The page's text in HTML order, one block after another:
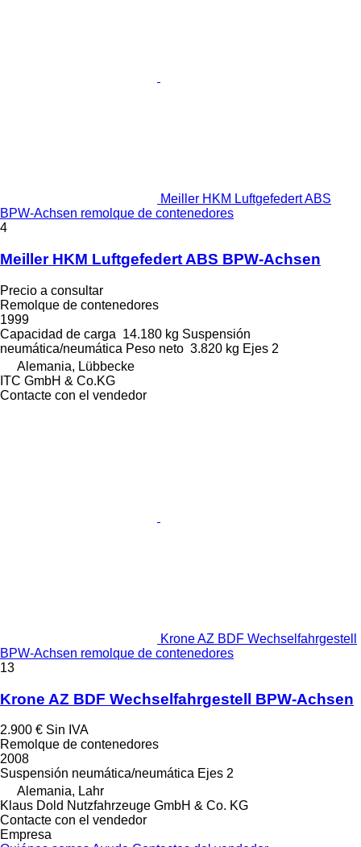
Meiller HKM Luftgefedert ABS
BPW-Achsen remolque de contenedores
4
Meiller HKM Luftgefedert ABS BPW-Achsen
Precio a consultar
Remolque de contenedores
1999
Capacidad de carga 14.180 kg Suspensión
neumática/neumática Peso neto 3.820 kg Ejes 2
Alemania, Lübbecke
ITC GmbH & Co.KG
Contacte con el vendedor
Krone AZ BDF Wechselfahrgestell
BPW-Achsen remolque de contenedores
13
Krone AZ BDF Wechselfahrgestell BPW-Achsen
2.900 € Sin IVA
Remolque de contenedores
2008
Suspensión neumática/neumática Ejes 2
Alemania, Lahr
Klaus Dold Nutzfahrzeuge GmbH & Co. KG
Contacte con el vendedor
Empresa